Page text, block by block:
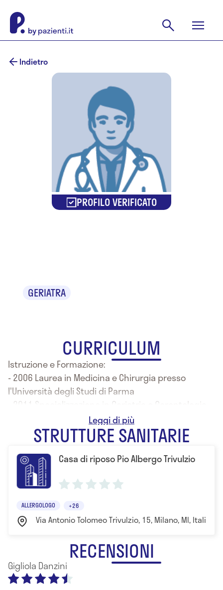
Indietro
PROFILO VERIFICATO
GERIATRA
CURRICULUM
Istruzione e Formazione:
- 2006 Laurea in Medicina e Chirurgia presso
l'Università degli Studi di Parma
- 2011 Specializzazione in Geriatria e Gerontologia
presso l'Università degli Studi di Milano
STRUTTURE SANITARIE
Casa di riposo Pio Albergo Trivulzio
ALLERGOLOGO +26
Via Antonio Tolomeo Trivulzio, 15, Milano, MI, Italia
RECENSIONI
Gigliola Danzini